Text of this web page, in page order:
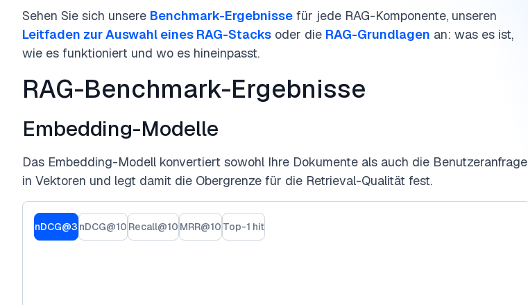
Sehen Sie sich unsere Benchmark-Ergebnisse für jede RAG-Komponente, unseren
Leitfaden zur Auswahl eines RAG-Stacks oder die RAG-Grundlagen an: was es ist,
wie es funktioniert und wo es hineinpasst.
RAG-Benchmark-Ergebnisse
Embedding-Modelle
Das Embedding-Modell konvertiert sowohl Ihre Dokumente als auch die Benutzeranfrage
in Vektoren und legt damit die Obergrenze für die Retrieval-Qualität fest.
nDCG@3 nDCG@10 Recall@10 MRR@10 Top-1 hit